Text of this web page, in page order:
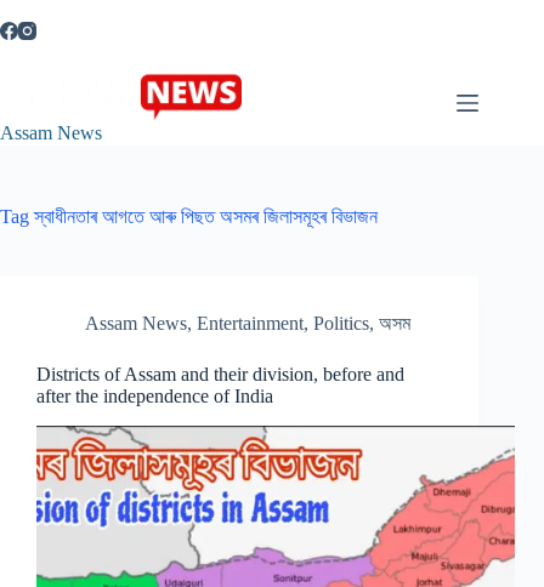
to
Assam News
Tagস্বাধীনতাৰ আগতে আৰু পিছত অসমৰ জিলাসমূহৰ বিভাজন
Assam News, Entertainment, Politics, অসম
Districts of Assam and their division, before and
after the independence of India